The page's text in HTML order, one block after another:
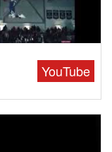
YouTube